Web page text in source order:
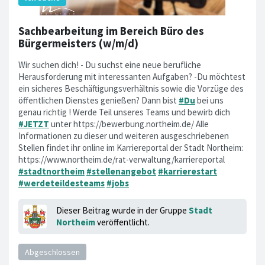
Sachbearbeitung im Bereich Büro des
Bürgermeisters (w/m/d)
Wir suchen dich! - Du suchst eine neue berufliche
Herausforderung mit interessanten Aufgaben? -Du möchtest
ein sicheres Beschäftigungsverhältnis sowie die Vorzüge des
öffentlichen Dienstes genießen? Dann bist #Du bei uns
genau richtig ! Werde Teil unseres Teams und bewirb dich
#JETZT unter https://bewerbung.northeim.de/ Alle
Informationen zu dieser und weiteren ausgeschriebenen
Stellen findet ihr online im Karriereportal der Stadt Northeim:
https://www.northeim.de/rat-verwaltung/karriereportal
#stadtnortheim #stellenangebot #karrierestart
#werdeteildesteams #jobs
Dieser Beitrag wurde in der Gruppe Stadt
Northeimveröffentlicht.